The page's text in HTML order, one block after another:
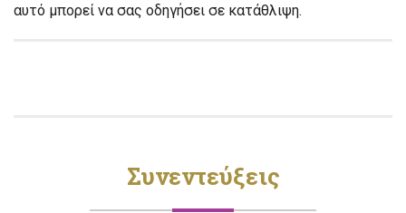
αυτό μπορεί να σας οδηγήσει σε κατάθλιψη.
Συνεντεύξεις